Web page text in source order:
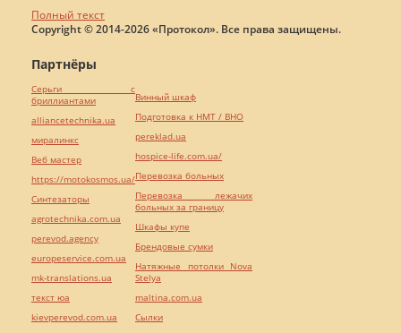
Полный текст
Copyright © 2014-2026 «Протокол». Все права защищены.
Партнёры
Серьги с
бриллиантами
alliancetechnika.ua
миралинкс
Веб мастер
https://motokosmos.ua/
Синтезаторы
agrotechnika.com.ua
perevod.agency
europeservice.com.ua
mk-translations.ua
текст юа
kievperevod.com.ua
Винный шкаф
Подготовка к НМТ / ВНО
pereklad.ua
hospice-life.com.ua/
Перевозка больных
Перевозка лежачих
больных за границу
Шкафы купе
Брендовые сумки
Натяжные потолки Nova
Stelya
maltina.com.ua
Cылки